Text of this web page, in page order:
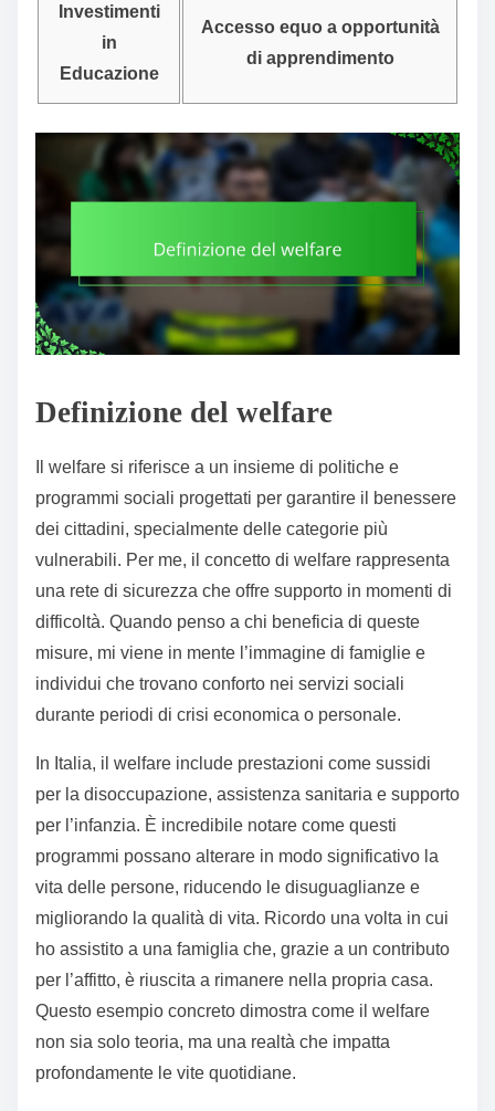
Investimenti
in
Educazione
Accesso equo a opportunità
di apprendimento
Definizione del welfare
Il welfare si riferisce a un insieme di politiche e
programmi sociali progettati per garantire il benessere
dei cittadini, specialmente delle categorie più
vulnerabili. Per me, il concetto di welfare rappresenta
una rete di sicurezza che offre supporto in momenti di
difficoltà. Quando penso a chi beneficia di queste
misure, mi viene in mente l’immagine di famiglie e
individui che trovano conforto nei servizi sociali
durante periodi di crisi economica o personale.
In Italia, il welfare include prestazioni come sussidi
per la disoccupazione, assistenza sanitaria e supporto
per l’infanzia. È incredibile notare come questi
programmi possano alterare in modo significativo la
vita delle persone, riducendo le disuguaglianze e
migliorando la qualità di vita. Ricordo una volta in cui
ho assistito a una famiglia che, grazie a un contributo
per l’affitto, è riuscita a rimanere nella propria casa.
Questo esempio concreto dimostra come il welfare
non sia solo teoria, ma una realtà che impatta
profondamente le vite quotidiane.